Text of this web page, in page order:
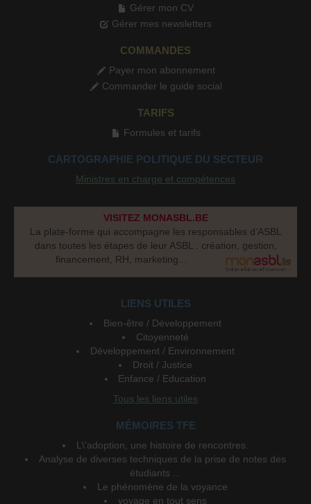
Gérer mon CV
Gérer mes newsletters
COMMANDES
Payer mon abonnement
Commander le guide social
TARIFS
Formules et tarifs
CARTOGRAPHIE POLITIQUE DU SECTEUR
Ministres en charge et compétences
VISITEZ MONASBL.BE
La plate-forme qui accompagne les responsables d’ASBL
dans toutes les étapes de leur ASBL : création, gestion,
financement, RH, marketing...
LIENS UTILES
Bien-être / Développement
Citoyenneté
Développement / Environnement
Droit / Justice
Enfance / Education
Tous les liens utiles
MÉMOIRES TFE
L\'adoption, une histoire de rencontres.
Analyse de diverses techniques de la prise de notes des
étudiants ...
Le phénomène de la voyance
voyage en tout sens